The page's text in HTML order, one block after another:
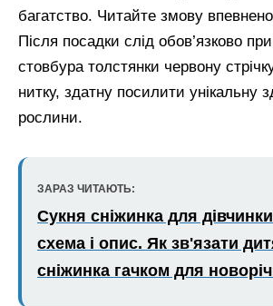
багатство. Читайте змову впевнено
Після посадки слід обов’язково
стовбура толстянки червону
нитку, здатну посилити унікальну
рослини.
ЗАРАЗ ЧИТАЮТЬ:
Сукня сніжинка для
схема і опис. Як зв'язати
сніжинка гачком для